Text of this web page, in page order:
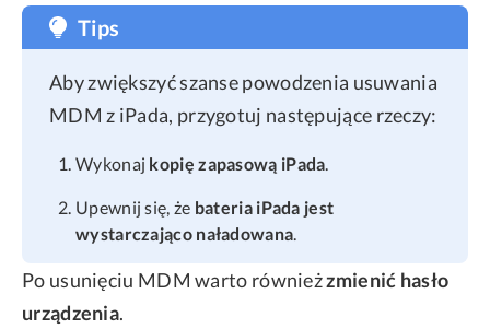
Tips
Aby zwiększyć szanse powodzenia usuwania
MDM z iPada, przygotuj następujące rzeczy:
Wykonaj kopię zapasową iPada.
Upewnij się, że bateria iPada jest
wystarczająco naładowana.
Po usunięciu MDM warto równieżzmienić hasło
urządzenia.